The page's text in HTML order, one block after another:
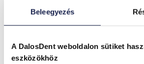
Beleegyezés
A DalosDent weboldalon sütiket
eszközökhöz